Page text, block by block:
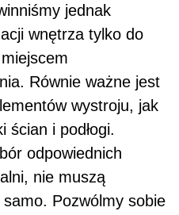
jednak
wnętrza tylko do
Równie ważne jest
wystroju, jak
ścian i podłogi.
odpowiednich
nie muszą
Pozwólmy sobie